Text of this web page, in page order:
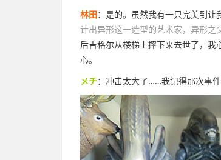
林田：是的。虽然我有一只完美到让
计出异形这一造型的艺术家，异形之
后吉格尔从楼梯上摔下来去世了，
心。
メチ：冲击太大了……我记得那次事